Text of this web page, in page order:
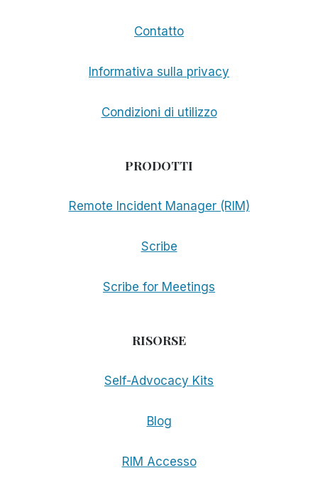
Contatto
Informativa sulla privacy
Condizioni di utilizzo
PRODOTTI
Remote Incident Manager (RIM)
Scribe
Scribe for Meetings
RISORSE
Self-Advocacy Kits
Blog
RIM Accesso